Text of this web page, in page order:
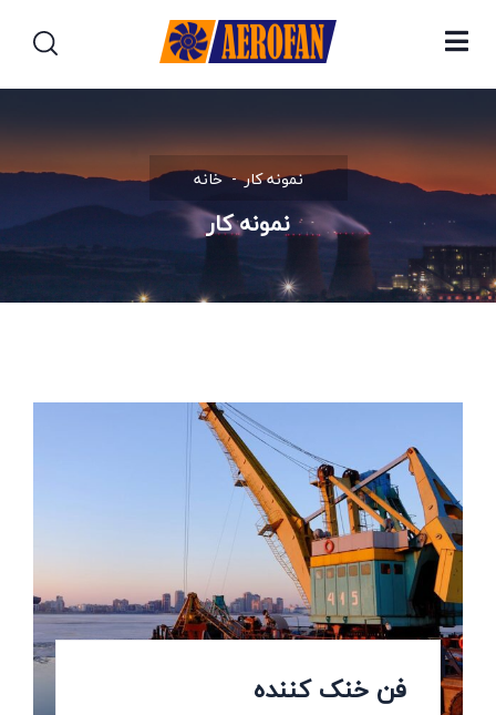
خانه نمونه کار
نمونه کار
فن خنک کننده